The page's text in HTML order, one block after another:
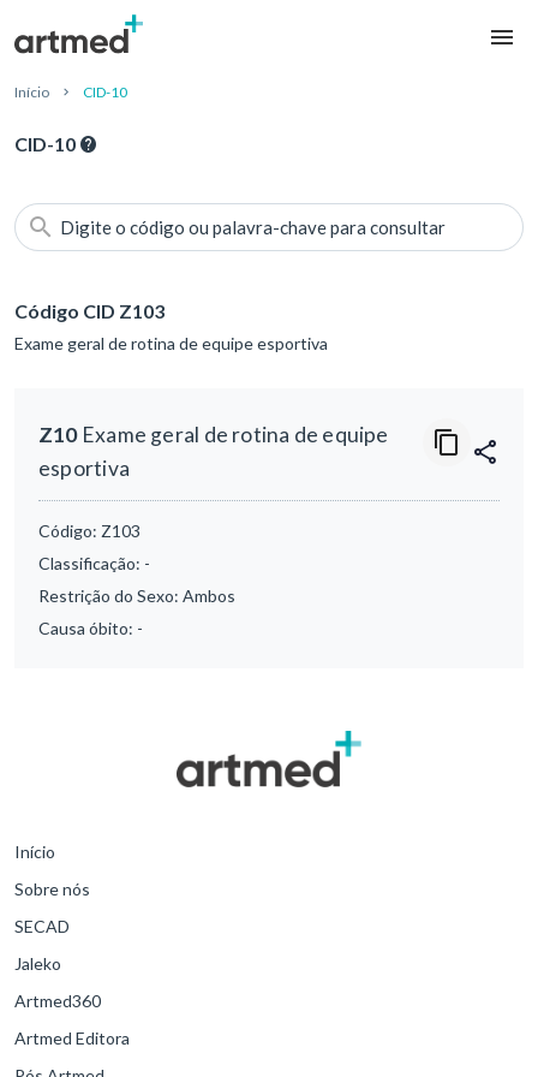
Início CID-10
CID-10
Digite o código ou palavra-chave para consultar
Código CID Z103
Exame geral de rotina de equipe esportiva
Z10Exame geral de rotina de equipe
esportiva
Código: Z103
Classificação: -
Restrição do Sexo: Ambos
Causa óbito: -
Início
Sobre nós
SECAD
Jaleko
Artmed360
Artmed Editora